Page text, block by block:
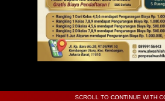
SCROLL TO CONTINUE WITH